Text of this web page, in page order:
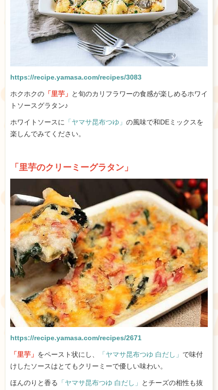
https://recipe.yamasa.com/recipes/3083
ホクホクの 「里芋」 と旬のカリフラワーの食感が楽しめるホワイ
トソースグラタン♪
ホワイトソースに 「ヤマサ昆布つゆ」 の風味で和DEミックスを
楽しんでみてください。
「里芋のクリーミーグラタン」
https://recipe.yamasa.com/recipes/2671
「里芋」 をペースト状にし、 「ヤマサ昆布つゆ 白だし」 で味付
けしたソースはとてもクリーミーで優しい味わい。
ほんのりと香る 「ヤマサ昆布つゆ 白だし」
とチーズの相性も抜